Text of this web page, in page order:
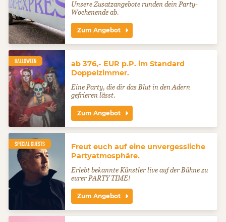
Unsere Zusatzangebote runden dein Party-
Wochenende ab.
Zum Angebot
HALLOWEEN
ab 376,- EUR p.P. im Standard
Doppelzimmer.
Eine Party, die dir das Blut in den Adern
gefrieren lässt.
Zum Angebot
SPECIAL GUESTS
Freut euch auf eine unvergessliche
Partyatmosphäre.
Erlebt bekannte Künstler live auf der Bühne zu
eurer PARTY TIME!
Zum Angebot